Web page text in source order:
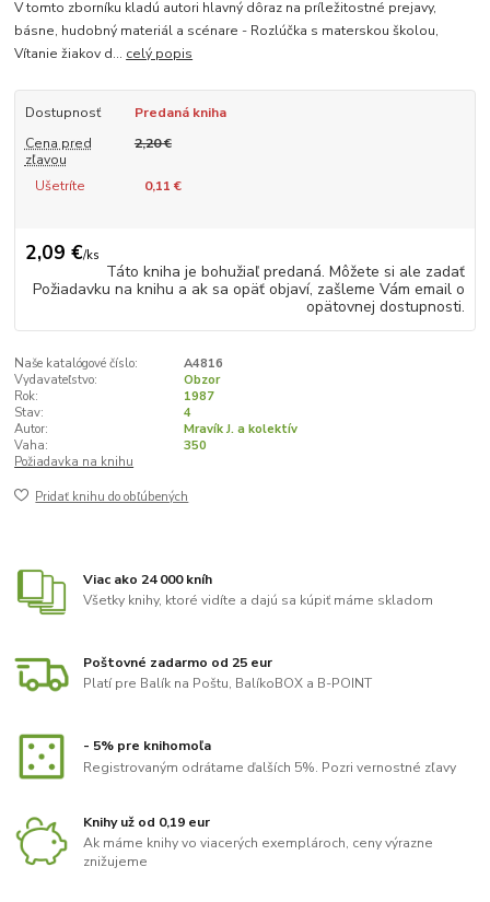
V tomto zborníku kladú autori hlavný dôraz na príležitostné prejavy,
básne, hudobný materiál a scénare - Rozlúčka s materskou školou,
Vítanie žiakov d... celý popis
Dostupnosť
Predaná kniha
Cena pred
zľavou
2,20 €
Ušetríte 0,11 €
2,09 €/ks
Táto kniha je bohužiaľ predaná. Môžete si ale zadať
Požiadavku na knihu a ak sa opäť objaví, zašleme Vám email o
opätovnej dostupnosti.
Naše katalógové číslo:
A4816
Vydavateľstvo:
Obzor
Rok:
1987
Stav:
4
Autor:
Mravík J. a kolektív
Vaha:
350
Požiadavka na knihu
Pridať knihu do obľúbených
Viac ako 24 000 kníh
Všetky knihy, ktoré vidíte a dajú sa kúpiť máme skladom
Poštovné zadarmo od 25 eur
Platí pre Balík na Poštu, BalíkoBOX a B-POINT
- 5% pre knihomoľa
Registrovaným odrátame ďalších 5%. Pozri vernostné zľavy
Knihy už od 0,19 eur
Ak máme knihy vo viacerých exemplároch, ceny výrazne
znižujeme